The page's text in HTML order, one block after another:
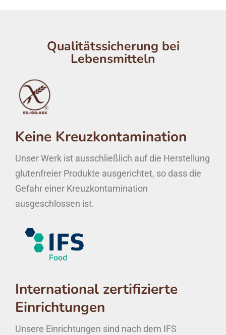
Qualitätssicherung bei
Lebensmitteln
Keine Kreuzkontamination
Unser Werk ist ausschließlich auf die Herstellung
glutenfreier Produkte ausgerichtet, so dass die
Gefahr einer Kreuzkontamination
ausgeschlossen ist.
International zertifizierte
Einrichtungen
Unsere Einrichtungen sind nach dem IFS